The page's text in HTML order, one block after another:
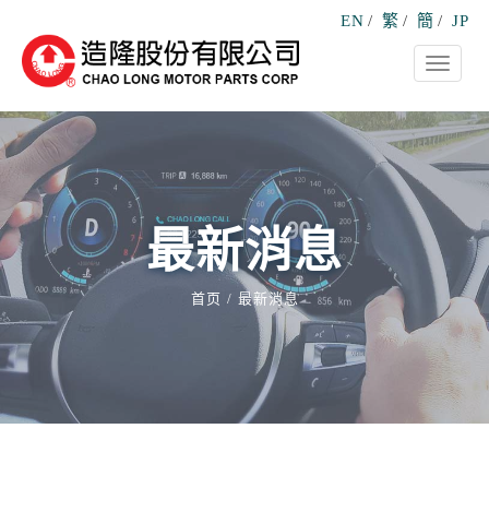
EN / 繁 / 簡 / JP
Toggle
最新消息
首页 最新消息